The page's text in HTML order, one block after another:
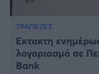
ΤΡΑΠΕΖΕΣ
Έκτακτη
λογαριασμό σε
Bank